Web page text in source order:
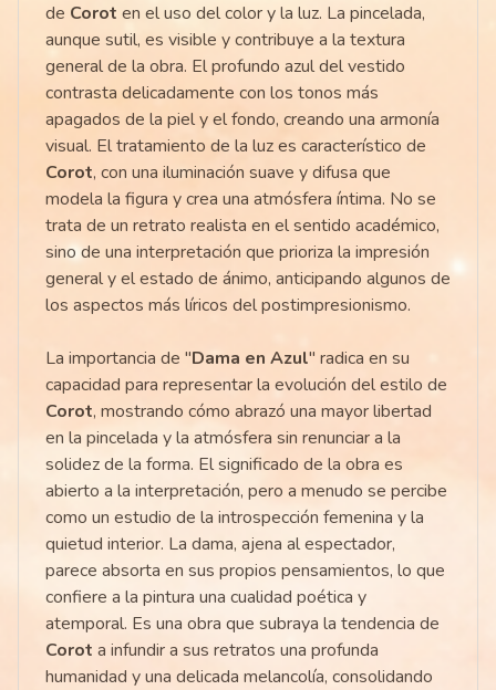
de Corot en el uso del color y la luz. La pincelada,
aunque sutil, es visible y contribuye a la textura
general de la obra. El profundo azul del vestido
contrasta delicadamente con los tonos más
apagados de la piel y el fondo, creando una armonía
visual. El tratamiento de la luz es característico de
Corot, con una iluminación suave y difusa que
modela la figura y crea una atmósfera íntima. No se
trata de un retrato realista en el sentido académico,
sino de una interpretación que prioriza la impresión
general y el estado de ánimo, anticipando algunos de
los aspectos más líricos del postimpresionismo.
La importancia de "Dama en Azul" radica en su
capacidad para representar la evolución del estilo de
Corot, mostrando cómo abrazó una mayor libertad
en la pincelada y la atmósfera sin renunciar a la
solidez de la forma. El significado de la obra es
abierto a la interpretación, pero a menudo se percibe
como un estudio de la introspección femenina y la
quietud interior. La dama, ajena al espectador,
parece absorta en sus propios pensamientos, lo que
confiere a la pintura una cualidad poética y
atemporal. Es una obra que subraya la tendencia de
Corot a infundir a sus retratos una profunda
humanidad y una delicada melancolía, consolidando